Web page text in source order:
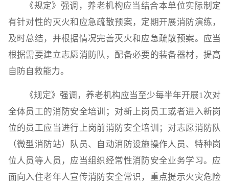
《规定》强调，养老机构应当结合本单位实际制定
有针对性的灭火和应急疏散预案，定期开展消防演练，
及时总结，并根据情况完善灭火和应急疏散预案。应当
根据需要建立志愿消防队，配备必要的装备器材，提高
自防自救能力。
《规定》强调，养老机构应当至少每半年开展1次对
全体员工的消防安全培训；对新上岗员工或者进入新岗
位的员工应当进行上岗前消防安全培训；对志愿消防队
（微型消防站）队员、自动消防设施操作人员、特种岗
位人员等人员，应当组织经常性消防安全业务学习。应
面向入住老年人宣传消防安全常识，重点提示火灾危险